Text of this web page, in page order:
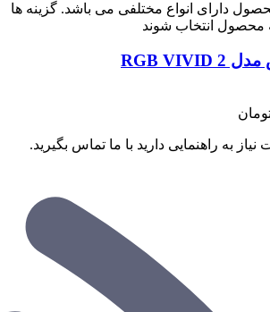
دارای انواع مختلفی می باشد. گزینه ها
انتخاب شوند
به راهنمایی دارید با ما تماس بگیرید.